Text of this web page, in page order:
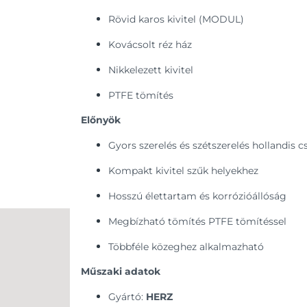
Rövid karos kivitel (MODUL)
Kovácsolt réz ház
Nikkelezett kivitel
PTFE tömítés
Előnyök
Gyors szerelés és szétszerelés hollandis
Kompakt kivitel szűk helyekhez
Hosszú élettartam és korrózióállóság
Megbízható tömítés PTFE tömítéssel
Többféle közeghez alkalmazható
Műszaki adatok
Gyártó: HERZ